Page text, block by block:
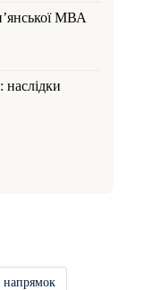
МВА
наслідки
напрямок